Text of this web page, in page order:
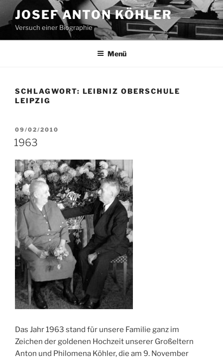
Inhalt
springen
JOSEF ANTON KÖHLER
Versuch einer Biographie
Menü
SCHLAGWORT: LEIBNIZ OBERSCHULE
LEIPZIG
VERÖFFENTLICHT
AM
09/02/2010
1963
Das Jahr 1963 stand für unsere Familie ganz im
Zeichen der goldenen Hochzeit unserer Großeltern
Anton und Philomena Köhler, die am 9. November